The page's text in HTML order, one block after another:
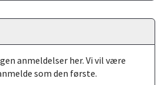
anmeldelser her. Vi vil være
som den første.